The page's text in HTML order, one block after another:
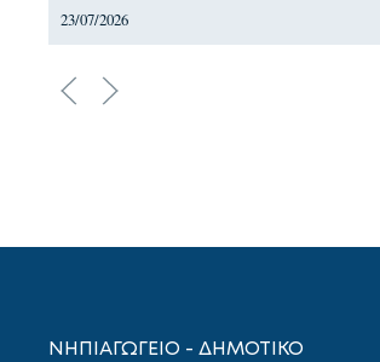
23/07/2026
ΝΗΠΙΑΓΩΓΕΙΟ - ΔΗΜΟΤΙΚΟ